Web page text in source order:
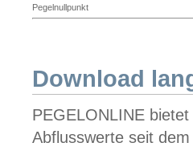
Pegelnullpunkt
Download
PEGELONLINE
Abflusswerte seit